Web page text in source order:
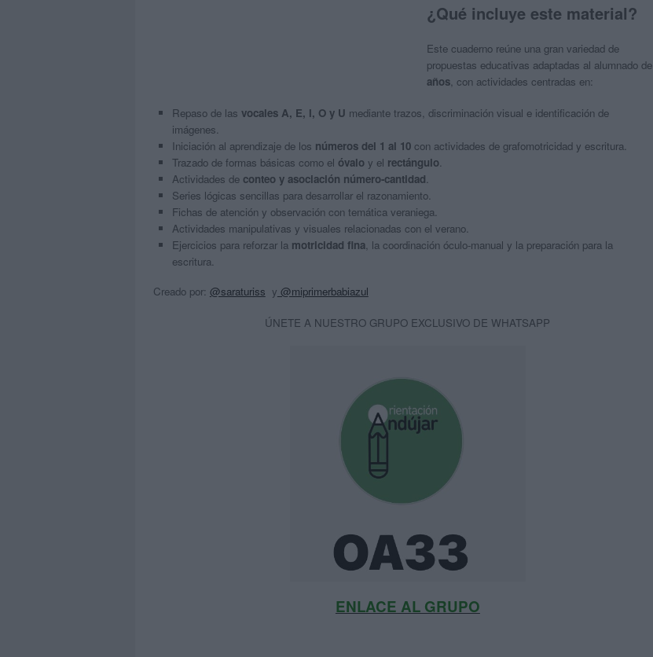
¿Qué incluye este material?
Este cuaderno reúne una gran variedad de
propuestas educativas adaptadas al alumnado de
años, con actividades centradas en:
Repaso de las vocales A, E, I, O y U mediante trazos, discriminación visual e identificación de
imágenes.
Iniciación al aprendizaje de los números del 1 al 10con actividades de grafomotricidad y escritura.
Trazado de formas básicas como el óvaloy el rectángulo.
Actividades de conteo y asociación número-cantidad.
Series lógicas sencillas para desarrollar el razonamiento.
Fichas de atención y observación con temática veraniega.
Actividades manipulativas y visuales relacionadas con el verano.
Ejercicios para reforzar la motricidad fina, la coordinación óculo-manual y la preparación para la
escritura.
Creado por: @saraturiss y @miprimerbabiazul
ÚNETE A NUESTRO GRUPO EXCLUSIVO DE WHATSAPP
ENLACE AL GRUPO